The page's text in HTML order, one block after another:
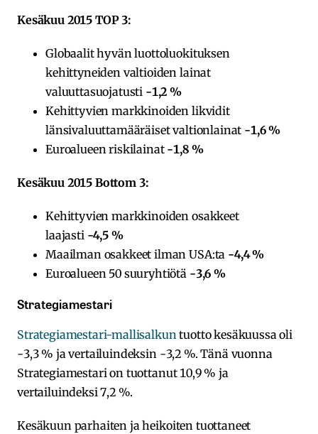
Kesäkuu 2015 TOP 3:
Globaalit hyvän luottoluokituksen
kehittyneiden valtioiden lainat
valuuttasuojatusti -1,2 %
Kehittyvien markkinoiden likvidit
länsivaluuttamääräiset valtionlainat -1,6 %
Euroalueen riskilainat -1,8 %
Kesäkuu 2015 Bottom 3:
Kehittyvien markkinoiden osakkeet
laajasti -4,5 %
Maailman osakkeet ilman USA:ta -4,4 %
Euroalueen 50 suuryhtiötä -3,6 %
Strategiamestari
Strategiamestari-mallisalkuntuotto kesäkuussa oli
-3,3 % ja vertailuindeksin -3,2 %. Tänä vuonna
Strategiamestari on tuottanut 10,9 % ja
vertailuindeksi 7,2 %.
Kesäkuun parhaiten ja heikoiten tuottaneet